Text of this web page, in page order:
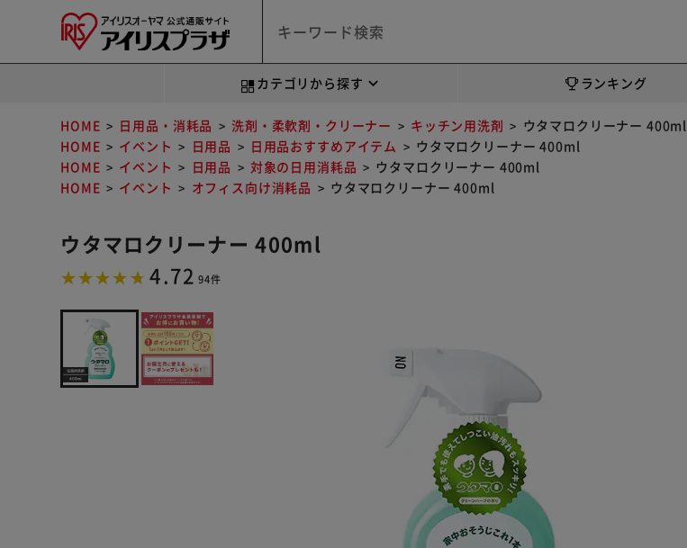
カテゴリから探す ランキング
HOME 日用品・消耗品 洗剤・柔軟剤・クリーナー キッチン用洗剤
ウタマロクリーナー 400ml
HOME
イベント 日用品 日用品おすすめアイテム
ウタマロクリーナー 400ml
HOME
イベント 日用品 対象の日用消耗品
ウタマロクリーナー 400ml
HOME
イベント オフィス向け消耗品 ウタマロクリーナー 400ml
ウタマロクリーナー 400ml
4.72 94件